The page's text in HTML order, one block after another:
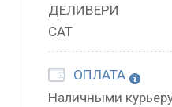
ДЕЛИВЕРИ
САТ
ОПЛАТА
Наличными